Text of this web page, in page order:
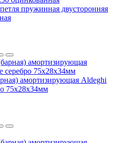
пружинная двусторонняя
амортизирующая Aldeghi
75x28x34мм